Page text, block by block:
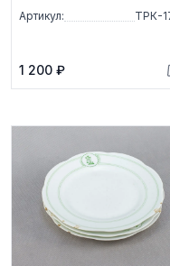
Артикул: ТРК-
1 200 ₽